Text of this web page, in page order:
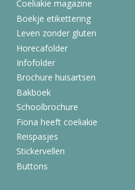
Coeliakie magazine
Boekje etikettering
Leven zonder gluten
Horecafolder
Infofolder
Brochure huisartsen
Bakboek
Schoolbrochure
Fiona heeft coeliakie
Reispasjes
Stickervellen
Buttons